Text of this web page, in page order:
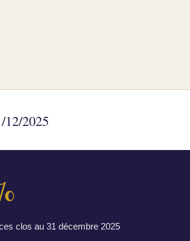
12/2025
clos au 31 décembre 2025